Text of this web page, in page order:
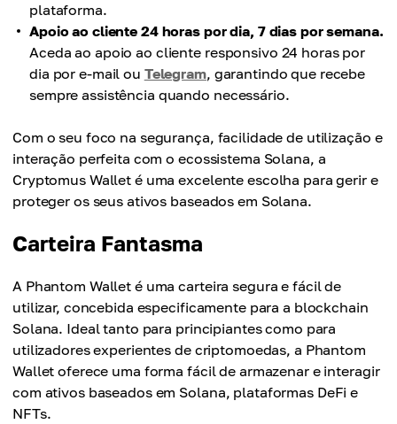
plataforma.
Apoio ao cliente 24 horas por dia, 7 dias por semana.
Aceda ao apoio ao cliente responsivo 24 horas por
dia por e-mail ou Telegram, garantindo que recebe
sempre assistência quando necessário.
Com o seu foco na segurança, facilidade de utilização e
interação perfeita com o ecossistema Solana, a
Cryptomus Wallet é uma excelente escolha para gerir e
proteger os seus ativos baseados em Solana.
Carteira Fantasma
A Phantom Wallet é uma carteira segura e fácil de
utilizar, concebida especificamente para a blockchain
Solana. Ideal tanto para principiantes como para
utilizadores experientes de criptomoedas, a Phantom
Wallet oferece uma forma fácil de armazenar e interagir
com ativos baseados em Solana, plataformas DeFi e
NFTs.